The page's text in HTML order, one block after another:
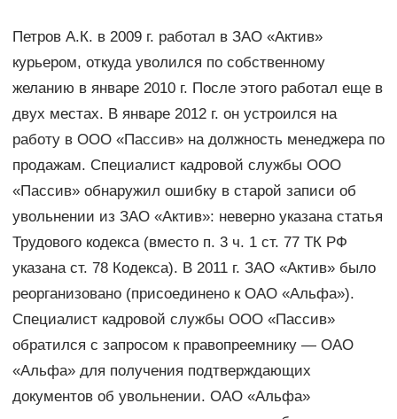
Петров А.К. в 2009 г. работал в ЗАО «Актив»
курьером, откуда уволился по собственному
желанию в январе 2010 г. После этого работал еще в
двух местах. В январе 2012 г. он устроился на
работу в ООО «Пассив» на должность менеджера по
продажам. Специалист кадровой службы ООО
«Пассив» обнаружил ошибку в старой записи об
увольнении из ЗАО «Актив»: неверно указана статья
Трудового кодекса (вместо п. 3 ч. 1 ст. 77 ТК РФ
указана ст. 78 Кодекса). В 2011 г. ЗАО «Актив» было
реорганизовано (присоединено к ОАО «Альфа»).
Специалист кадровой службы ООО «Пассив»
обратился с запросом к правопреемнику — ОАО
«Альфа» для получения подтверждающих
документов об увольнении. ОАО «Альфа»